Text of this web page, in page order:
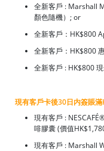
全新客戶 : Marshall
顏色隨機）; or
全新客戶：HK$800
全新客戶：HK$800
全新客戶 : HK$800
現有客戶卡後30日内簽賬滿
現有客戶 :
啡膠囊 (價值
現有客戶 : Marshall